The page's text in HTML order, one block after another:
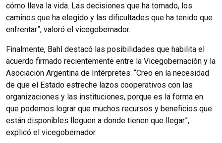
cómo lleva la vida. Las decisiones que ha tomado, los
caminos que ha elegido y las dificultades que ha tenido que
enfrentar”, valoró el vicegobernador.
Finalmente, Bahl destacó las posibilidades que habilita el
acuerdo firmado recientemente entre la Vicegobernación y la
Asociación Argentina de Intérpretes: “Creo en la necesidad
de que el Estado estreche lazos cooperativos con las
organizaciones y las instituciones, porque es la forma en
que podemos lograr que muchos recursos y beneficios que
están disponibles lleguen a donde tienen que llegar”,
explicó el vicegobernador.